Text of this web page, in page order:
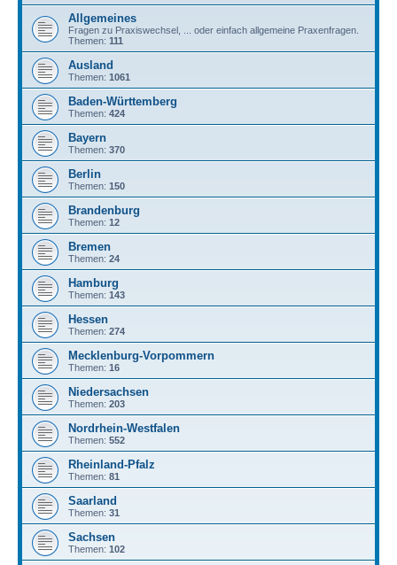
Allgemeines
Fragen zu Praxiswechsel, ... oder einfach allgemeine Praxenfragen.
Themen: 111
Ausland
Themen: 1061
Baden-Württemberg
Themen: 424
Bayern
Themen: 370
Berlin
Themen: 150
Brandenburg
Themen: 12
Bremen
Themen: 24
Hamburg
Themen: 143
Hessen
Themen: 274
Mecklenburg-Vorpommern
Themen: 16
Niedersachsen
Themen: 203
Nordrhein-Westfalen
Themen: 552
Rheinland-Pfalz
Themen: 81
Saarland
Themen: 31
Sachsen
Themen: 102